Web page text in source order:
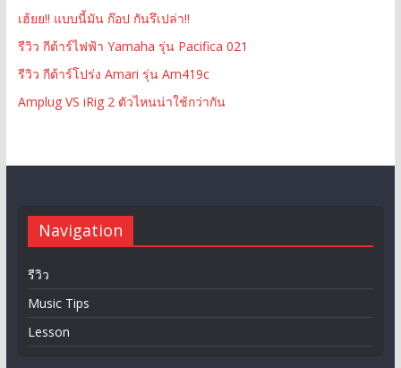
เฮ้ยย!! แบบนี้มัน ก๊อป กันรึเปล่า!!
รีวิว กีต้าร์ไฟฟ้า Yamaha รุ่น Pacifica 021
รีวิว กีต้าร์โปร่ง Amari รุ่น Am419c
Amplug VS iRig 2 ตัวไหนน่าใช้กว่ากัน
Navigation
รีวิว
Music Tips
Lesson